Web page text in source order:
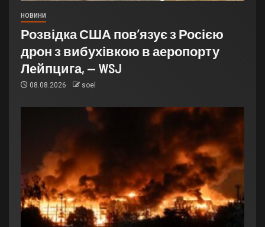
НОВИНИ
Розвідка США пов’язує з Росією
дрон з вибухівкою в аеропорту
Лейпцига, — WSJ
08.08.2026 soel